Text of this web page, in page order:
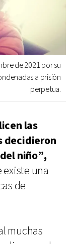
de 2021 por su
a prisión
perpetua.
las
decidieron
niño”,
existe una
de
muchas